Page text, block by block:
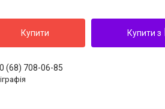
Купити Купити з
(68) 708-06-85